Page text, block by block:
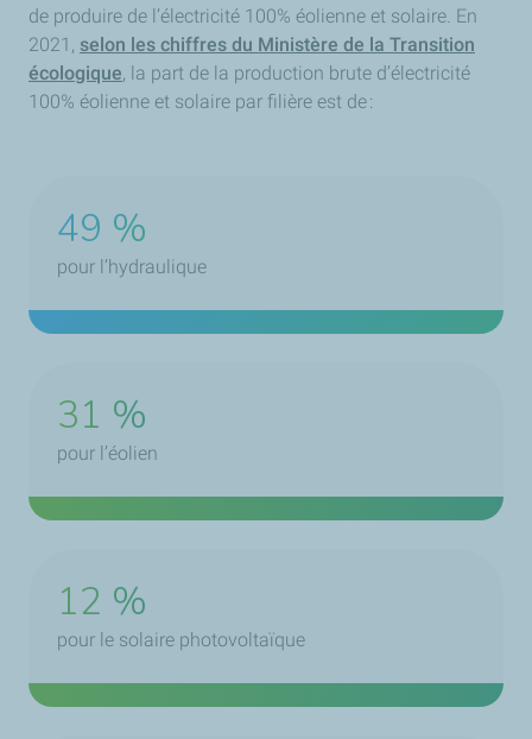
de produire de l’électricité 100% éolienne et solaire. En
2021, selon les chiffres du Ministère de la Transition
écologique, la part de la production brute d’électricité
100% éolienne et solaire par filière est de :
49 %
pour l’hydraulique
31 %
pour l’éolien
12 %
pour le solaire photovoltaïque